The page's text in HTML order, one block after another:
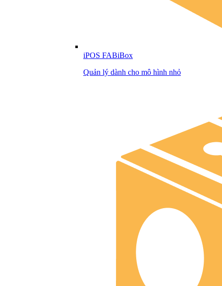
iPOS FABiBox
Quản lý dành cho mô hình nhỏ